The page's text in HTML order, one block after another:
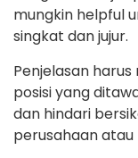
mungkin helpful
singkat dan jujur.
Penjelasan
posisi yang
dan hindari
perusahaan atau